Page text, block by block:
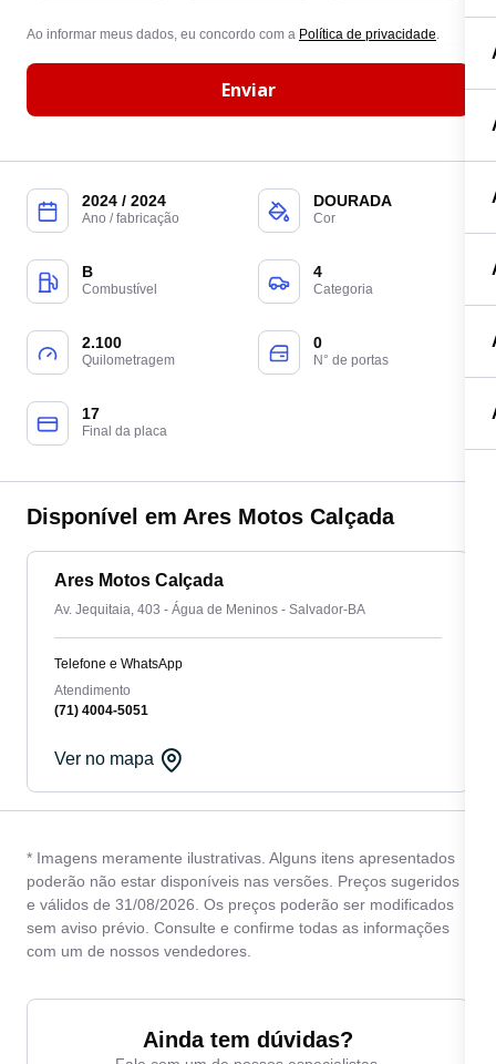
2024 / 2024
Ano / fabricação
DOURADA
Cor
B
Combustível
4
Categoria
2.100
Quilometragem
0
N° de portas
17
Final da placa
Disponível em Ares Motos Calçada
Ares Motos Calçada
Av. Jequitaia, 403 - Água de Meninos - Salvador-BA
Telefone e WhatsApp
Atendimento
(71) 4004-5051
Ver no mapa
* Imagens meramente ilustrativas. Alguns itens apresentados
poderão não estar disponíveis nas versões. Preços sugeridos
e válidos de 31/08/2026. Os preços poderão ser modificados
sem aviso prévio. Consulte e confirme todas as informações
com um de nossos vendedores.
Ainda tem dúvidas?
Ao informar meus dados, eu concordo com a Política de privacidade.
Enviar